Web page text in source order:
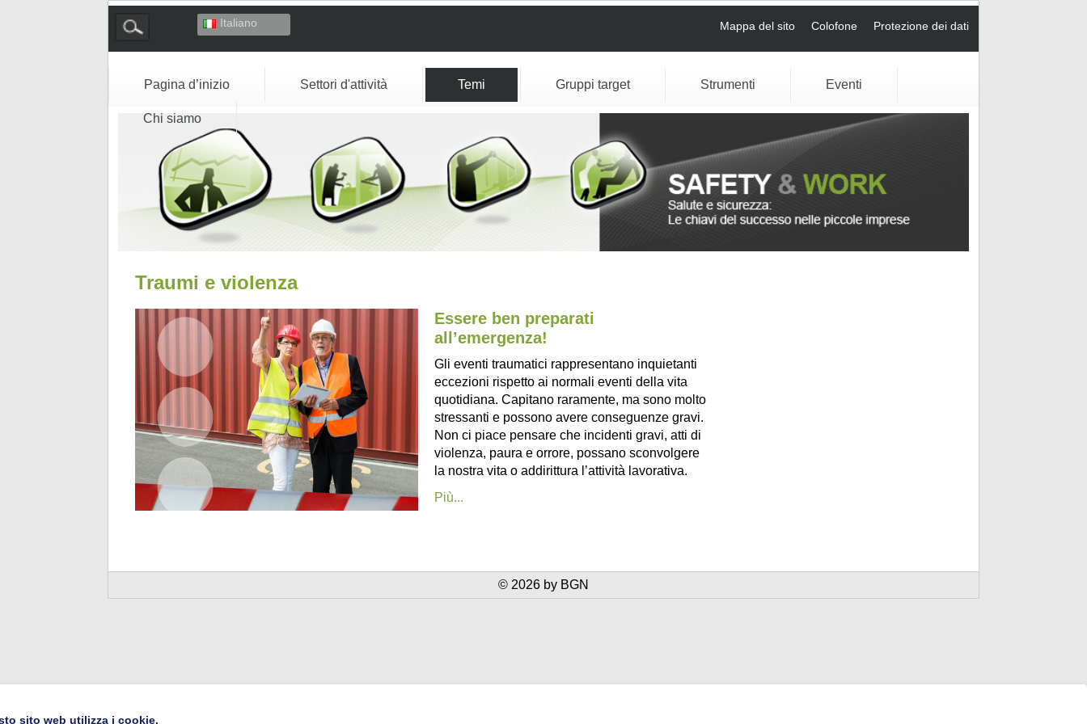
Español
Italiano Mappa del sito Colofone Protezione dei dati
Pagina d’inizio Settori d'attività Temi Gruppi target Strumenti Eventi
Chi siamo
Traumi e violenza
Essere ben preparati
all’emergenza!
Gli eventi traumatici rappresentano inquietanti
eccezioni rispetto ai normali eventi della vita
quotidiana. Capitano raramente, ma sono molto
stressanti e possono avere conseguenze gravi.
Non ci piace pensare che incidenti gravi, atti di
violenza, paura e orrore, possano sconvolgere
la nostra vita o addirittura l’attività lavorativa.
Più...
© 2026 by BGN
sito web utilizza i cookie.